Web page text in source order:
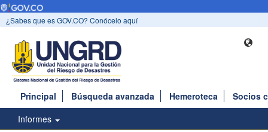
¿Sabes que es GOV.CO? Conócelo aquí
Principal Búsqueda avanzada Hemeroteca
Socios
Informes